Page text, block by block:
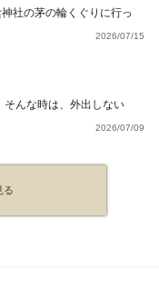
社の茅の輪くぐりに行っ
2026/07/15
そんな時は、外出しない
2026/07/09
る